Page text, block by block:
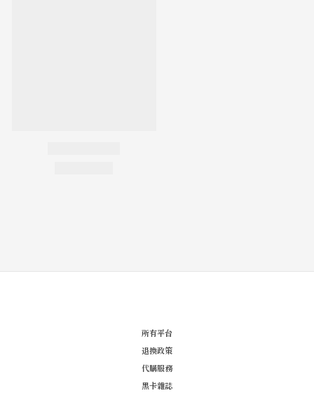
所有平台
退換政策
代購服務
黑卡雜誌